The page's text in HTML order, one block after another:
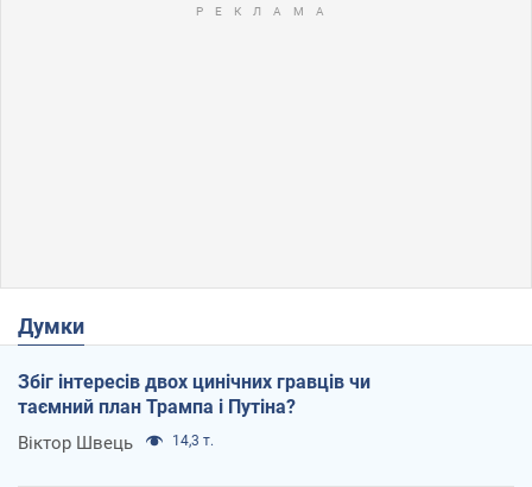
Думки
Збіг інтересів двох цинічних гравців чи
таємний план Трампа і Путіна?
Віктор Швець 14,3 т.